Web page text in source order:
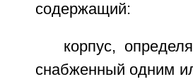
содержащий:
корпус,
снабженный одним